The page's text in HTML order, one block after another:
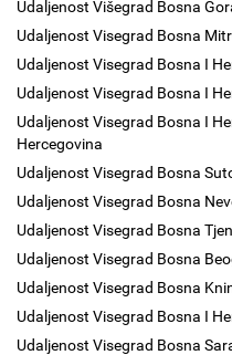
Udaljenost Višegrad Bosna
Udaljenost Visegrad Bosna
Udaljenost Visegrad Bosna I
Udaljenost Visegrad Bosna I
Udaljenost Visegrad Bosna I
Hercegovina
Udaljenost Visegrad Bosna
Udaljenost Visegrad Bosna
Udaljenost Visegrad Bosna
Udaljenost Visegrad Bosna
Udaljenost Visegrad Bosna
Udaljenost Visegrad Bosna I
Udaljenost Visegrad Bosna